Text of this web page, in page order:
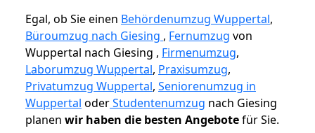
Egal, ob Sie einen Behördenumzug Wuppertal,
Büroumzug nach Giesing , Fernumzug von
Wuppertal nach Giesing , Firmenumzug,
Laborumzug Wuppertal, Praxisumzug,
Privatumzug Wuppertal, Seniorenumzug in
Wuppertal oderStudentenumzug nach Giesing
planen wir haben die besten Angebotefür Sie.